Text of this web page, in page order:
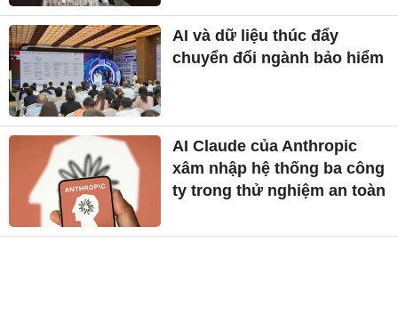
AI và dữ liệu thúc đẩy
chuyển đổi ngành bảo hiểm
AI Claude của Anthropic
xâm nhập hệ thống ba công
ty trong thử nghiệm an toàn